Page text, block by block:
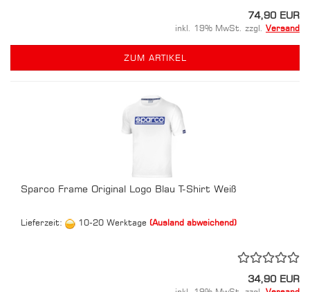
74,90 EUR
inkl. 19% MwSt. zzgl. Versand
ZUM ARTIKEL
Sparco Frame Original Logo Blau T-Shirt Weiß
Lieferzeit: 10-20 Werktage (Ausland abweichend)
34,90 EUR